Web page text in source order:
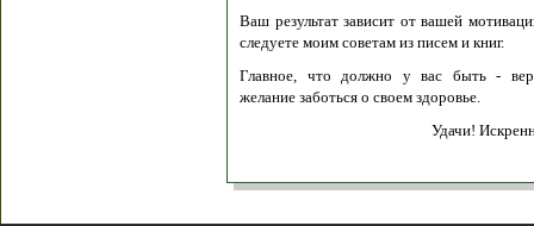
Ваш результат зависит от вашей
следуете моим советам из писем и книг.
Главное, что должно у вас быть -
желание заботься о своем здоровье.
Удачи!